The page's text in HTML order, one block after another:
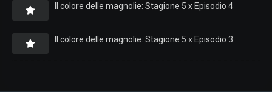
Il colore delle magnolie: Stagione 5 x Episodio 4
Il colore delle magnolie: Stagione 5 x Episodio 3